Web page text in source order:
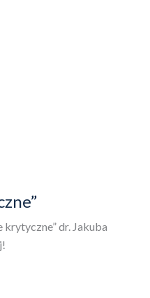
dr. Jakuba